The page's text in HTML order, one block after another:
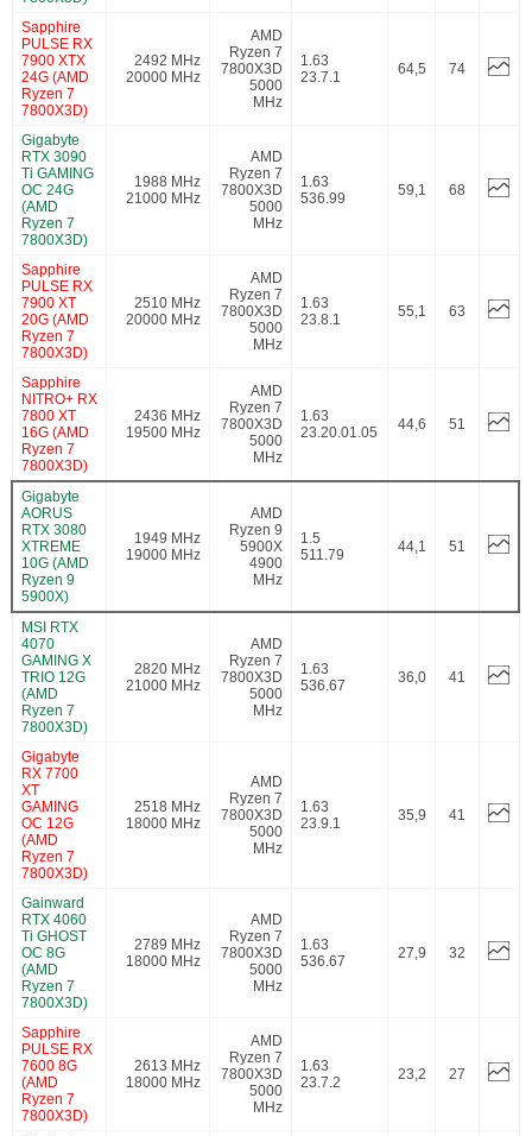
Sapphire
PULSE RX
7900 XTX
24G (AMD
Ryzen 7
7800X3D)
2492 MHz
20000 MHz
AMD
Ryzen 7
7800X3D
5000
MHz
1.63
23.7.1
64,5 74
Gigabyte
RTX 3090
Ti GAMING
OC 24G
(AMD
Ryzen 7
7800X3D)
1988 MHz
21000 MHz
AMD
Ryzen 7
7800X3D
5000
MHz
1.63
536.99
59,1 68
Sapphire
PULSE RX
7900 XT
20G (AMD
Ryzen 7
7800X3D)
2510 MHz
20000 MHz
AMD
Ryzen 7
7800X3D
5000
MHz
1.63
23.8.1
55,1 63
Sapphire
NITRO+ RX
7800 XT
16G (AMD
Ryzen 7
7800X3D)
2436 MHz
19500 MHz
AMD
Ryzen 7
7800X3D
5000
MHz
1.63
23.20.01.05
44,6 51
Gigabyte
AORUS
RTX 3080
XTREME
10G (AMD
Ryzen 9
5900X)
1949 MHz
19000 MHz
AMD
Ryzen 9
5900X
4900
MHz
1.5
511.79
44,1 51
MSI RTX
4070
GAMING X
TRIO 12G
(AMD
Ryzen 7
7800X3D)
2820 MHz
21000 MHz
AMD
Ryzen 7
7800X3D
5000
MHz
1.63
536.67
36,0 41
Gigabyte
RX 7700
XT
GAMING
OC 12G
(AMD
Ryzen 7
7800X3D)
2518 MHz
18000 MHz
AMD
Ryzen 7
7800X3D
5000
MHz
1.63
23.9.1
35,9 41
Gainward
RTX 4060
Ti GHOST
OC 8G
(AMD
Ryzen 7
7800X3D)
2789 MHz
18000 MHz
AMD
Ryzen 7
7800X3D
5000
MHz
1.63
536.67
27,9 32
Sapphire
PULSE RX
7600 8G
(AMD
Ryzen 7
7800X3D)
2613 MHz
18000 MHz
AMD
Ryzen 7
7800X3D
5000
MHz
1.63
23.7.2
23,2 27